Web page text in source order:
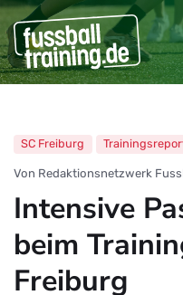
SC Freiburg
Von Redaktionsnetzwerk
Intensive
beim
Freiburg